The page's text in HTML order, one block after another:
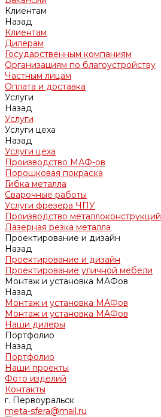
Клиентам
Назад
Клиентам
Дилерам
Государственным компаниям
Организациям по благоустройству
Частным лицам
Оплата и доставка
Услуги
Назад
Услуги
Услуги цеха
Назад
Услуги цеха
Производство МАФ-ов
Порошковая покраска
Гибка металла
Сварочные работы
Услуги фрезера ЧПУ
Производство металлоконструкций
Лазерная резка металла
Проектирование и дизайн
Назад
Проектирование и дизайн
Проектирование уличной мебели
Монтаж и установка МАФов
Назад
Монтаж и установка МАФов
Монтаж и установка МАФов
Наши дилеры
Портфолио
Назад
Портфолио
Наши проекты
Фото изделий
Контакты
г. Первоуральск
meta-sfera@mail.ru